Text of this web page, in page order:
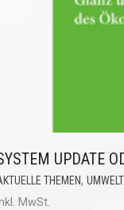
UPDATE
THEMEN,
MwSt.